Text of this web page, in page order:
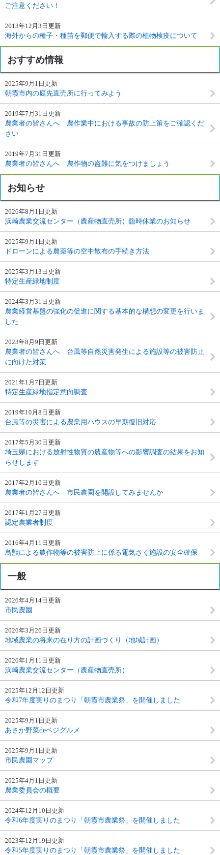
ご注意ください！
2013年12月3日更新
海外からの種子・種苗を郵便で輸入する際の植物検疫について
おすすめ情報
2025年9月1日更新
朝霞市内の庭先直売所に行ってみよう
2019年7月31日更新
農業者の皆さんへ 農作業中における事故の防止策をご確認くだ
さい
2019年7月31日更新
農業者の皆さんへ 農作物の盗難に気をつけましょう
お知らせ
2026年8月1日更新
浜崎農業交流センター（農産物直売所）臨時休業のお知らせ
2025年9月1日更新
ドローンによる農薬等の空中散布の手続き方法
2025年3月13日更新
特定生産緑地制度
2024年3月31日更新
農業経営基盤の強化の促進に関する基本的な構想の変更を行いま
した
2023年8月9日更新
農業者の皆さんへ 台風等自然災害発生による施設等の被害防止
に向けた対策
2021年1月7日更新
特定生産緑地指定意向調査
2019年10月8日更新
台風等の災害による農業用ハウスの早期復旧対応
2017年5月30日更新
埼玉県における放射性物質の農産物等への影響調査の結果をお知
らせします
2017年2月10日更新
農業者の皆さんへ 市民農園を開設してみませんか
2017年1月27日更新
認定農業者制度
2016年4月11日更新
鳥獣による農作物等の被害防止に係る電気さく施設の安全確保
一般
2026年4月14日更新
市民農園
2026年3月26日更新
地域農業の将来の在り方の計画づくり（地域計画）
2026年1月11日更新
浜崎農業交流センター（農産物直売所）
2025年12月12日更新
令和7年度実りのまつり「朝霞市農業祭」を開催しました
2025年9月1日更新
あさか野菜deベジグルメ
2025年9月1日更新
市民農園マップ
2025年4月1日更新
農業委員会の概要
2024年12月10日更新
令和6年度実りのまつり「朝霞市農業祭」を開催しました
2023年12月19日更新
令和5年度実りのまつり「朝霞市農業祭」を開催しました